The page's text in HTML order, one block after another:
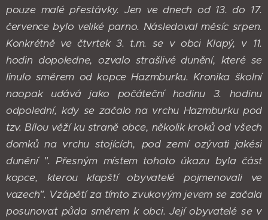
pouze malé přestávky. Jen ve dnech od 13. do 17.
července bylo veliké parno. Následoval měsíc srpen.
Konkrétně ve čtvrtek 3. t.m. se v obci Klapý, v 11.
hodin dopoledne, ozvalo strašlivé dunění, které se
linulo směrem od kopce Hazmburku. Kronika školní
naopak udává jako počáteční hodinu 3. hodinu
odpolední, kdy se začalo na vrchu Hazmburku pod
tzv. Bílou věží ku straně obce, několik kroků od všech
domků na vrchu stojících, pod zemí ozývati jakési
dunění ". Přesným místem tohoto úkazu byla část
kopce, kterou klapští obyvatelé pojmenovali ve
vazech". Vzápětí za tímto zvukovým jevem se začala
posunovat půda směrem k obci. Její obyvatelé se v